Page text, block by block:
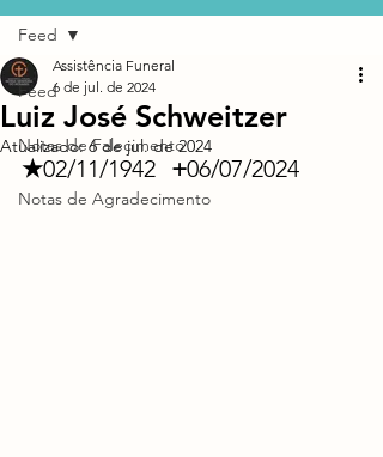
Feed
Notas de Falecimento
Notas de Agradecimento
Feed
Luiz José Schweitzer
Assistência Funeral
6 de jul. de 2024
Atualizado:6 de jul. de 2024
★ +06/07/2024